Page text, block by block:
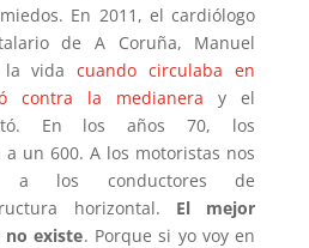
En 2011, el cardiólogo
de A Coruña, Manuel
la vidacuando circulaba en
contra la medianera y el
En los años 70, los
un 600. A los motoristas nos
a los conductores de
horizontal. El mejor
no existe. Porque si yo voy en